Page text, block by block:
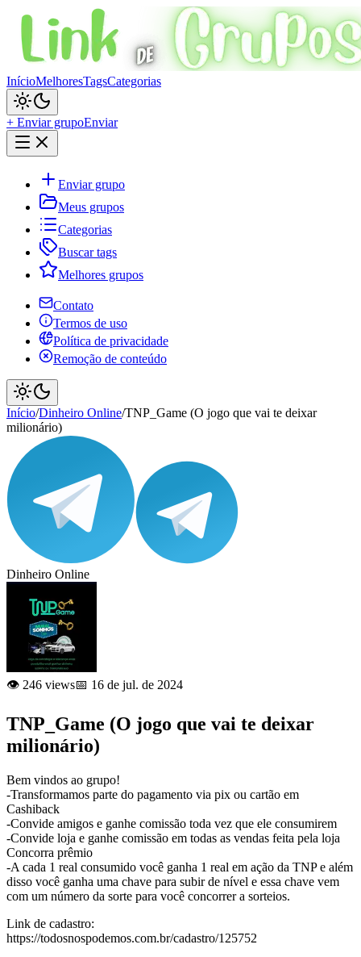
InícioMelhoresTagsCategorias
+ Enviar grupoEnviar
Enviar grupo
Meus grupos
Categorias
Buscar tags
Melhores grupos
Contato
Termos de uso
Política de privacidade
Remoção de conteúdo
Início/Dinheiro Online/TNP_Game (O jogo que vai te deixar
milionário)
Dinheiro Online
👁️ 246 views📅 16 de jul. de 2024
TNP_Game (O jogo que vai te deixar
milionário)
Bem vindos ao grupo!
-Transformamos parte do pagamento via pix ou cartão em
Cashiback
-Convide amigos e ganhe comissão toda vez que ele consumirem
-Convide loja e ganhe comissão em todas as vendas feita pela loja
Concorra prêmio
-A cada 1 real consumido você ganha 1 real em ação da TNP e além
disso você ganha uma chave para subir de nível e essa chave vem
com um número da sorte para você concorrer a sorteios.
Link de cadastro:
https://todosnospodemos.com.br/cadastro/125752